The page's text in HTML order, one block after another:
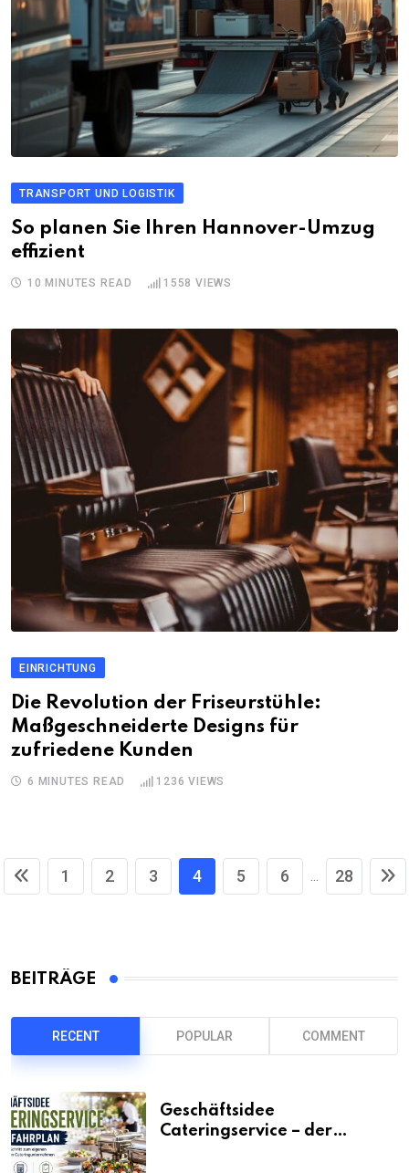
TRANSPORT UND LOGISTIK
So planen Sie Ihren Hannover-Umzug
effizient
10 MINUTES READ 1558 VIEWS
EINRICHTUNG
Die Revolution der Friseurstühle:
Maßgeschneiderte Designs für
zufriedene Kunden
6 MINUTES READ 1236 VIEWS
1 2 3 4 5 6 ... 28
BEITRÄGE
RECENT POPULAR COMMENT
Geschäftsidee
Cateringservice – der